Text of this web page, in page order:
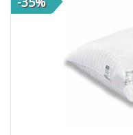
подушки
Производитель